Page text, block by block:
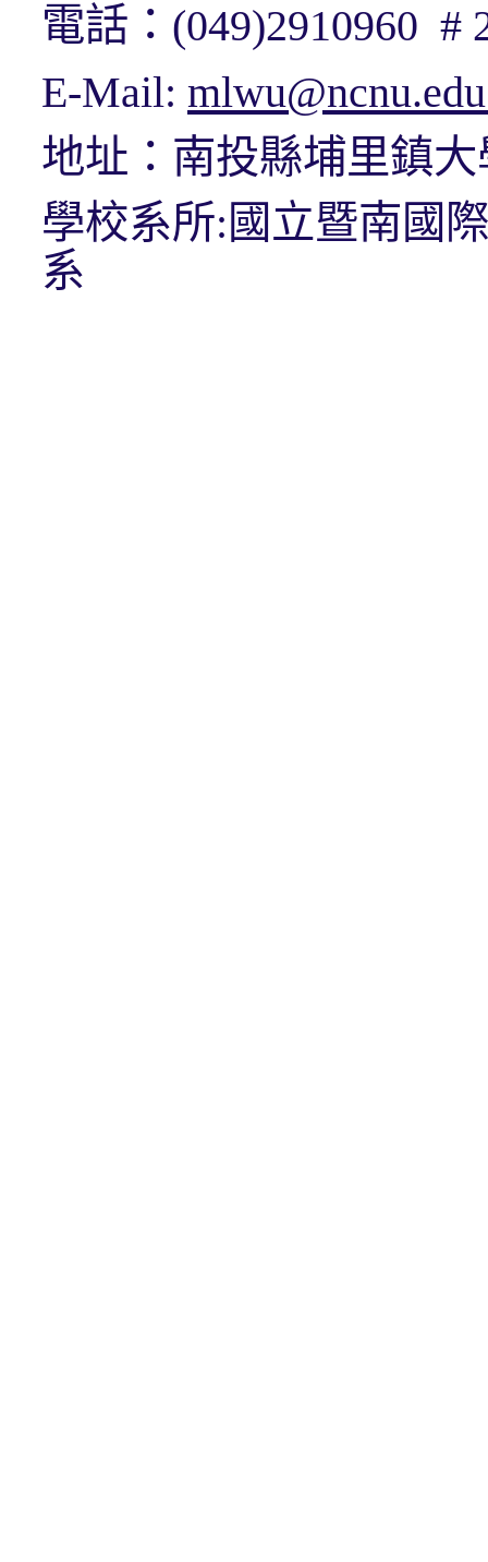
電話： (049)2910960 #
E-Mail:
地址：南投縣埔里鎮
學校系所:國立暨南國
系